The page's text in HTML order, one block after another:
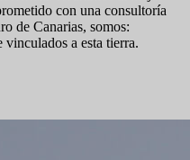
con una consultoría
de Canarias, somos:
a esta tierra.